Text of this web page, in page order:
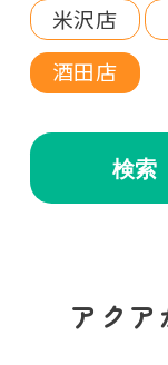
米沢店
酒田店
検索
アク